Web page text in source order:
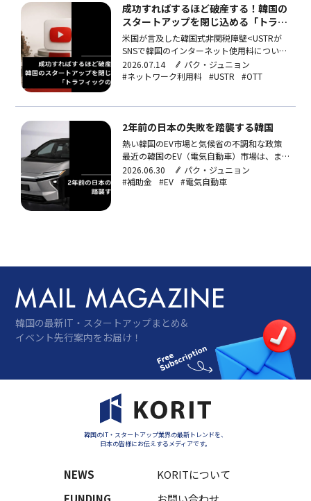
し、ドイツ車…
成功すればするほど破産する！韓国の
スタートアップを閉じ込める「トラフ
ィックの呪い」
米国が言及した韓国式非関税障壁<USTRが
SNSで韓国のインターネット使用料について
言及した。(出典：USTR公式X)>4月27日、
米国通商代表部(以下、USTR)のSNSに投稿さ
2026.07.14
パク・ジュニョン
#ネットワーク利用料 #USTR #OTT
2年前の日本の失敗を踏襲する韓国
熱い韓国のEV市場と気候省の不調和な政策
最近の韓国のEV（電気自動車）市場は、ま
さに戦国時代です。戦争の影響による原油高
が続く中、今年初めのTesla（テスラ）によ
2026.06.30
パク・ジュニョン
#補助金
#EV #電気自動車
韓国の最新IT・スタートアップまとめ&
イベント先行案内をお届け！
韓国のIT・スタートアップ業界の最新トレンドを、
日本の皆様にお伝えするメディアです。
NEWS
KORITについて